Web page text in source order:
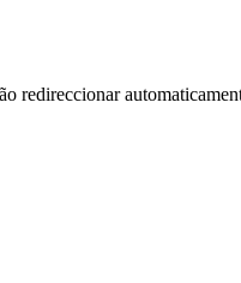
redireccionar